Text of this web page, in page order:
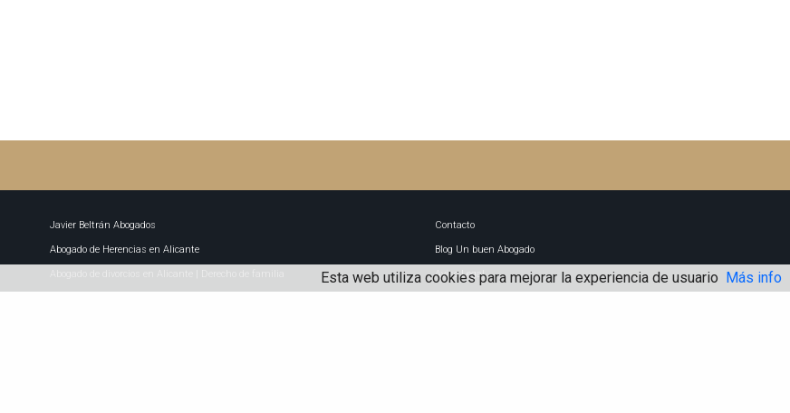
Javier Beltrán Abogados
Abogado de Herencias en Alicante
Contacto
Blog Un buen Abogado
Aviso Legal
Esta web utiliza cookies para mejorar la experiencia de usuario Más info